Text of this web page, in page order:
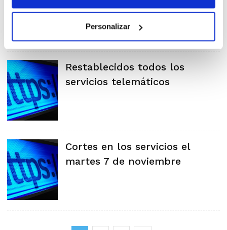
Personalizar
Restablecidos todos los
servicios telemáticos
Cortes en los servicios el
martes 7 de noviembre